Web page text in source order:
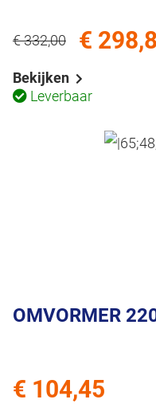
Bekijken
Leverbaar
€ 332,00 €
OMVORMER
€ 104,45